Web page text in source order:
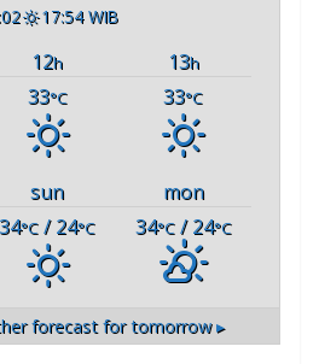
17:54 WIB
12h 13h
33°C 33°C
sun
mon
34°C / 24°C 34°C/ 24°C
forecast for tomorrow ▸